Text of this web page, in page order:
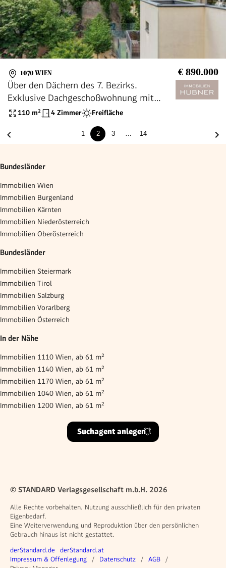
1070 WIEN € 890.000
Über den Dächern des 7. Bezirks.
Exklusive Dachgeschoßwohnung mit
Terrasse in der Burggasse!
110 m² 4 Zimmer Freifläche
1 2 3 14
Bundesländer
Immobilien Wien
Immobilien Burgenland
Immobilien Kärnten
Immobilien Niederösterreich
Immobilien Oberösterreich
Bundesländer
Immobilien Steiermark
Immobilien Tirol
Immobilien Salzburg
Immobilien Vorarlberg
Immobilien Österreich
In der Nähe
Immobilien 1110 Wien, ab 61 m²
Immobilien 1140 Wien, ab 61 m²
Immobilien 1170 Wien, ab 61 m²
Immobilien 1040 Wien, ab 61 m²
Immobilien 1200 Wien, ab 61 m²
Suchagent anlegen
© STANDARD Verlagsgesellschaft m.b.H. 2026
Alle Rechte vorbehalten. Nutzung ausschließlich für den privaten
Eigenbedarf.
Eine Weiterverwendung und Reproduktion über den persönlichen
Gebrauch hinaus ist nicht gestattet.
Weitere Angebote
derStandard.de derStandard.at
Rechtliches
Impressum & Offenlegung Datenschutz
AGB